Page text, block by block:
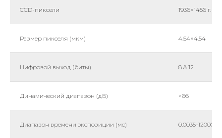
CCD-пиксели 1936×1456 г.
Размер пикселя (мкм) 4.54×4.54
Цифровой выход (биты) 8 & 12
Динамический диапазон (дБ) >66
Диапазон времени экспозиции (мс) 0.0035-